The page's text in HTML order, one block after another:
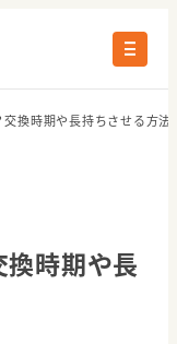
換時期や長持ちさせる方
時期や長